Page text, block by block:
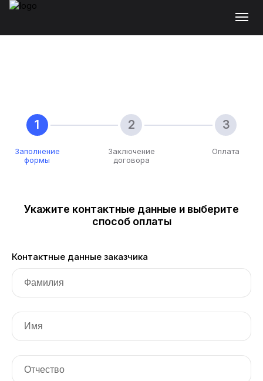
Заполнение
формы
Заключение
договора
Оплата
Укажите контактные данные и выберите
способ оплаты
Контактные данные заказчика